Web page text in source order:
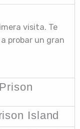
visita. Te
probar un gran
Island